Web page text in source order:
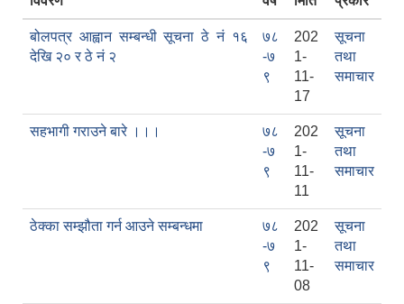
बोलपत्र आह्वान सम्बन्धी सूचना ठे नं १६
देखि २० र ठे नं २
७८
-७
९
202
1-
11-
17
सूचना
तथा
समाचार
सहभागी गराउने बारे ।।।
७८
-७
९
202
1-
11-
11
सूचना
तथा
समाचार
ठेक्का सम्झौता गर्न आउने सम्बन्धमा
७८
-७
९
202
1-
11-
08
सूचना
तथा
समाचार